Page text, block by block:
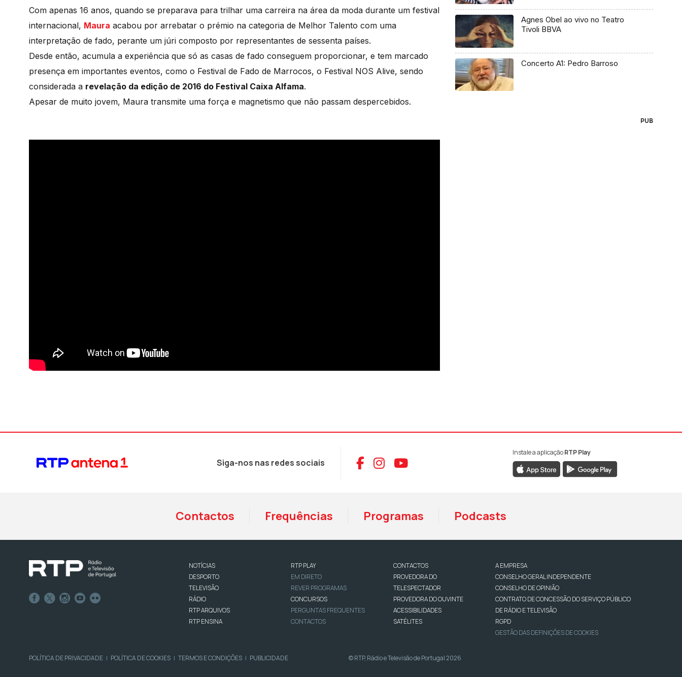
Com apenas 16 anos, quando se preparava para trilhar uma carreira na área da moda durante um festival
internacional, Maura acabou por arrebatar o prémio na categoria de Melhor Talento com uma
interpretação de fado, perante um júri composto por representantes de sessenta países.
Desde então, acumula a experiência que só as casas de fado conseguem proporcionar, e tem marcado
presença em importantes eventos, como o Festival de Fado de Marrocos, o Festival NOS Alive, sendo
considerada a revelação da edição de 2016 do Festival Caixa Alfama.
Apesar de muito jovem, Maura transmite uma força e magnetismo que não passam despercebidos.
Agnes Obel ao vivo no Teatro
Tivoli BBVA
Concerto A1: Pedro Barroso
PUB
Siga-nos nas redes sociais Aceder ao Facebook da RTP Antena 1
Aceder ao Instagram da RTP Antena 1
Aceder ao YouTube da RTP Antena 1
Instale a aplicaçãoRTP Play
Contactos Frequências Programas Podcasts
NOTÍCIAS
DESPORTO
TELEVISÃO
RÁDIO
RTP ARQUIVOS
RTP ENSINA
RTP PLAY
EM DIRETO
REVER PROGRAMAS
CONCURSOS
PERGUNTAS FREQUENTES
CONTACTOS
CONTACTOS
PROVEDORA DO
TELESPECTADOR
PROVEDORA DO OUVINTE
ACESSIBILIDADES
SATÉLITES
A EMPRESA
CONSELHO GERAL INDEPENDENTE
CONSELHO DE OPINIÃO
CONTRATO DE CONCESSÃO DO SERVIÇO PÚBLICO
DE RÁDIO E TELEVISÃO
RGPD
GESTÃO DAS DEFINIÇÕES DE COOKIES
POLÍTICA DE PRIVACIDADE | POLÍTICA DE COOKIES | TERMOS E CONDIÇÕES | PUBLICIDADE © RTP, Rádio e Televisão de Portugal 2026